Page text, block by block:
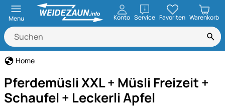
Menu Konto ServiceöffnenFavoriten Warenkorb
Home
Pferdemüsli XXL + Müsli Freizeit +
Schaufel + Leckerli Apfel